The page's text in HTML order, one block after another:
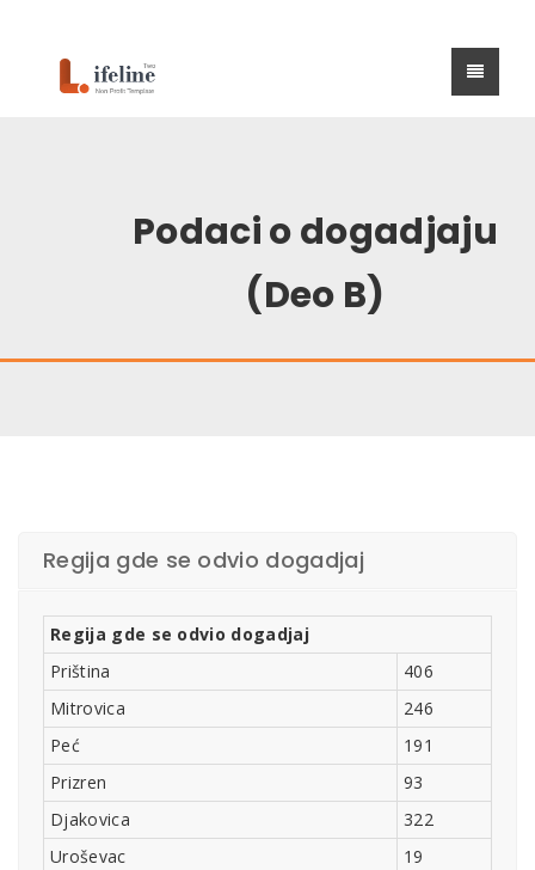
Podaci o dogadjaju
(Deo B)
Regija gde se odvio dogadjaj
Regija gde se odvio dogadjaj
Priština
406
Mitrovica
246
Peć
191
Prizren
93
Djakovica
322
Uroševac
19